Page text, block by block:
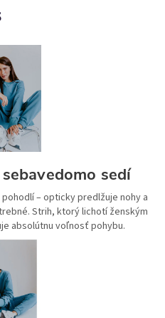
sedí
– opticky predlžuje nohy a
Strih, ktorý lichotí ženským
absolútnu voľnosť pohybu.